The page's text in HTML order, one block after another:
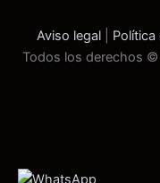
k
r
a
m
Aviso legal| Política
Todos los derechos ©